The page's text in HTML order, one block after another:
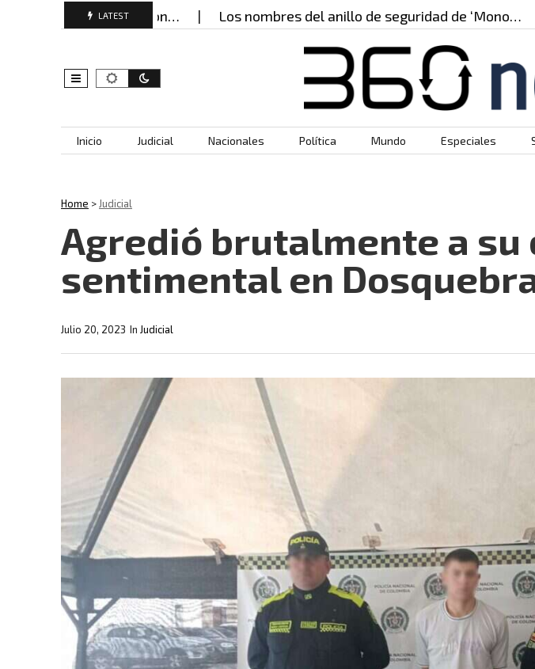
LATEST
que transformaron… Los nombres del anillo de seguridad de ‘Mono…
Skip to content
Inicio Judicial Nacionales Política Mundo Especiales
Home >Judicial
Agredió brutalmente a su
sentimental en
In Judicial
Julio 20, 2023